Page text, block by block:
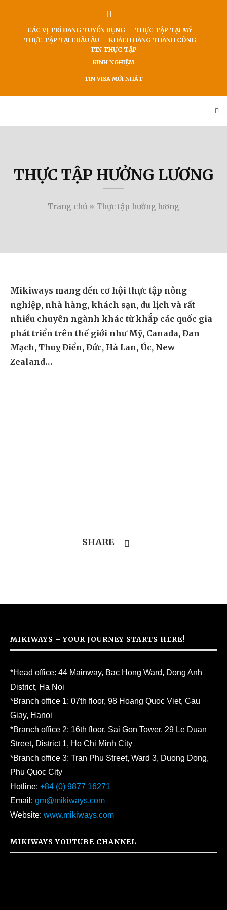
CÁC VỊ TRÍ ĐANG TUYỂN DỤNG
THỰC TẬP TẠI MỸ
THỰC TẬP TẠI CHÂU ÂU
KHÁCH HÀNG THÀNH CÔNG
TIN THỰC TẬP
KINH NGHIỆM
TIN VISA MỚI NHẤT
THỰC TẬP HƯỞNG LƯƠNG
Trang chủ » Thực tập hưởng lương
Mikiways mang đến cơ hội thực tập nông
nghiệp, nhà hàng, khách sạn, du lịch và rất
nhiều chuyên ngành khác từ khắp các quốc gia
phát triển trên thế giới như Mỹ, Canada, Đan
Mạch, Thuỵ Điển, Đức, Hà Lan, Úc, New
Zealand…
SHARE
MIKIWAYS – YOUR JOURNEY STARTS HERE!
*Head office: 44 Mainway, Bac Hong Ward, Dong Anh
District, Ha Noi
*Branch office 1: 07th floor, 98 Hoang Quoc Viet, Cau
Giay, Hanoi
*Branch office 2: 16th floor, Sai Gon Tower, 29 Le Duan
Street, District 1, Ho Chi Minh City
*Branch office 3: Tran Phu Street, Ward 3, Duong Dong,
Phu Quoc City
Hotline: +84 (0) 9877 16271
Email: gm@mikiways.com
Website: www.mikiways.com
MIKIWAYS YOUTUBE CHANNEL